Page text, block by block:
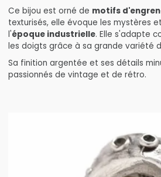
Ce bijou est orné de motifs
texturisés, elle évoque les mystères
l'époque industrielle. Elle s'adapte
les doigts grâce à sa grande variété
Sa finition argentée et ses détails
passionnés de vintage et de rétro.